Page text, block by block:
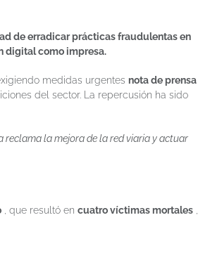
de erradicar prácticas fraudulentas en
digital como impresa.
medidas urgentesnota de prensa
del sector. La repercusión ha sido
reclama la mejora de la red viaria y actuar
, que resultó encuatro víctimas mortales ,